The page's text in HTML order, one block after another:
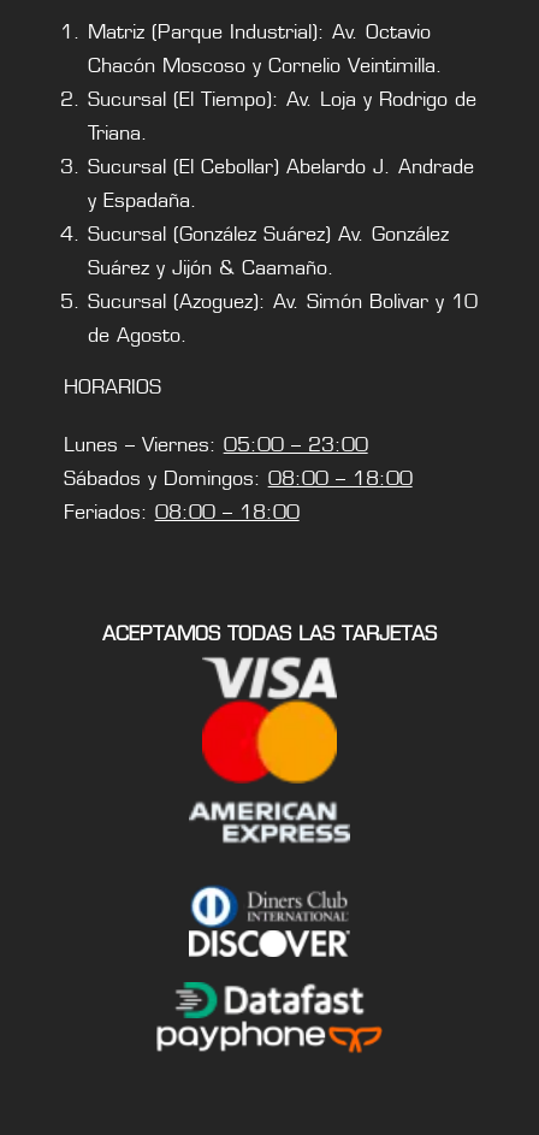
Matriz (Parque Industrial): Av. Octavio
Chacón Moscoso y Cornelio Veintimilla.
Sucursal (El Tiempo): Av. Loja y Rodrigo de
Triana.
Sucursal (El Cebollar) Abelardo J. Andrade
y Espadaña.
Sucursal (González Suárez) Av. González
Suárez y Jijón & Caamaño.
Sucursal (Azoguez): Av. Simón Bolivar y 10
de Agosto.
HORARIOS
Lunes – Viernes: 05:00 – 23:00
Sábados y Domingos: 08:00 – 18:00
Feriados: 08:00 – 18:00
ACEPTAMOS TODAS LAS TARJETAS